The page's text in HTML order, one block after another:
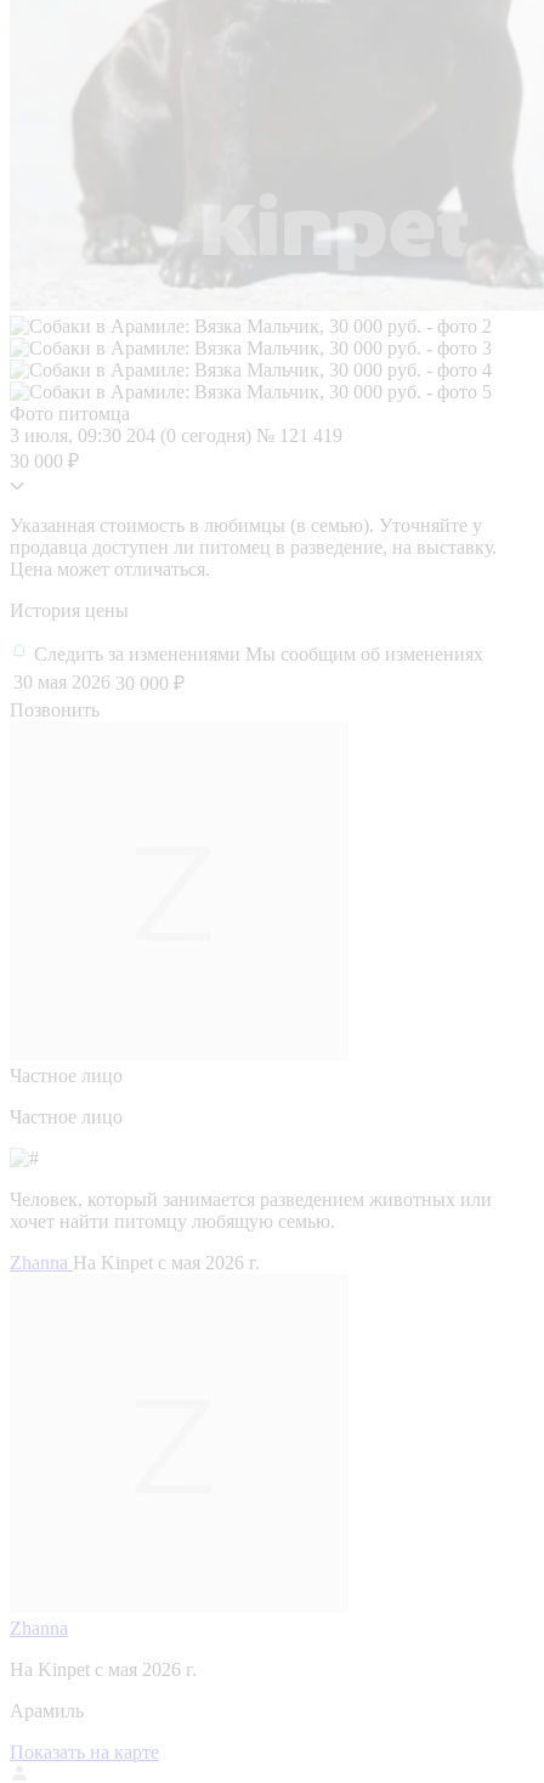
Фото питомца
3 июля, 09:30 204 (0 сегодня) № 121 419
30 000 ₽
Указанная стоимость в любимцы (в семью). Уточняйте у
продавца доступен ли питомец в разведение, на выставку.
Цена может отличаться.
История цены
Следить за изменениями Мы сообщим об изменениях
30 мая 2026 30 000 ₽
Позвонить
Частное лицо
Частное лицо
Человек, который занимается разведением животных или
хочет найти питомцу любящую семью.
Zhanna На Kinpet c мая 2026 г.
Zhanna
На Kinpet c мая 2026 г.
Арамиль
Показать на карте